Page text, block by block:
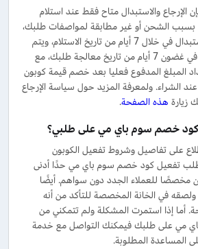
الإرجاع والاستبدال متاح فقط عند استلام
بسبب الشحن أو غير مطابقة لمواصفات طلبك،
ويكون طلب الإرجاع والاستبدال في خلال 7 أيام من تاريخ الاستلام، ويتم
استرداد المبلغ المدفوع في غضون 7 أيام من تاريخ معالجة طلبك، مع
المبلغ المدفوع فعليا بعد خصم قيمة كوبون
الشراء. ولمعرفة المزيد حول سياسة الإرجاع
زيارة هذه الصفحة.
كود خصم سوم باي مي على طلبي؟
على تفاصيل وشروط تفعيل الكوبون
تفعيل كود خصم سوم باي مي حدًا أدنى
مخصصًا للعملاء الجدد دون سواهم. أيضًا
في الخانة المخصصة للتأكد من أنه
أما إذا استمرت المشكلة ولم تتمكني من
مي على طلبك فيمكنك التواصل مع خدمة
المساعدة المطلوبة.